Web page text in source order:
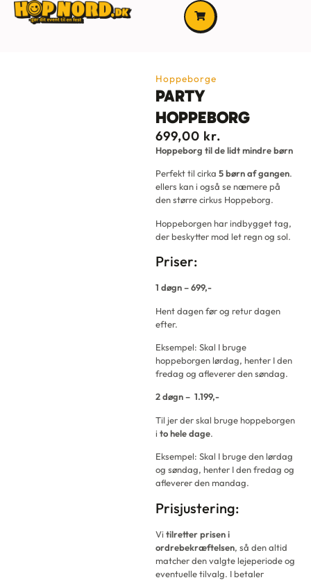
Hoppeborge
PARTY
HOPPEBORG
699,00 kr.
Hoppeborg til de lidt mindre børn
Perfekt til cirka 5 børn af gangen.
ellers kan i også se næmere på
den større cirkus Hoppeborg.
Hoppeborgen har indbygget tag,
der beskytter mod let regn og sol.
Priser:
1 døgn – 699,-
Hent dagen før og retur dagen
efter.
Eksempel: Skal I bruge
hoppeborgen lørdag, henter I den
fredag og afleverer den søndag.
2 døgn – 1.199,-
Til jer der skal bruge hoppeborgen
i to hele dage.
Eksempel: Skal I bruge den lørdag
og søndag, henter I den fredag og
afleverer den mandag.
Prisjustering:
Vi tilretter prisen i
ordrebekræftelsen, så den altid
matcher den valgte lejeperiode og
eventuelle tilvalg. I betaler